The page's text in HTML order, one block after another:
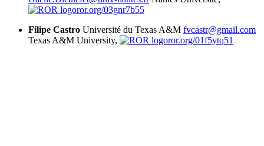
ror.org/03gnr7b55
Filipe Castro Université du Texas A&M fvcastr@gmail.com
Texas A&M University,
ror.org/01f5ytq51